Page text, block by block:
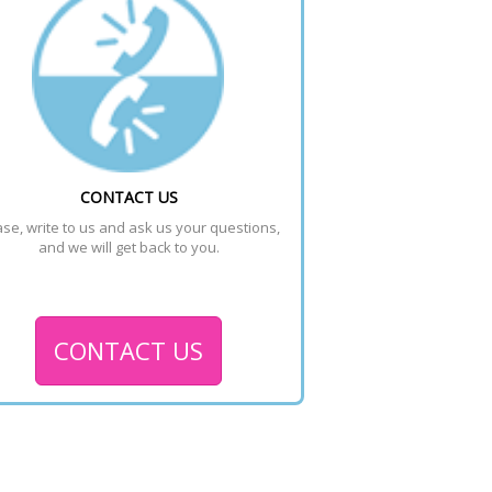
CONTACT US
write to us and ask us your questions,
and we will get back to you.
CONTACT US